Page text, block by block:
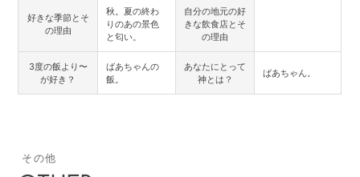
好きな季節とそ
の理由
秋。夏の終わ
りのあの景色
と匂い。
自分の地元の好
きな飲食店とそ
の理由
3度の飯より〜
が好き？
ばあちゃんの
飯。
あなたにとって
神とは？
ばあちゃん。
その他